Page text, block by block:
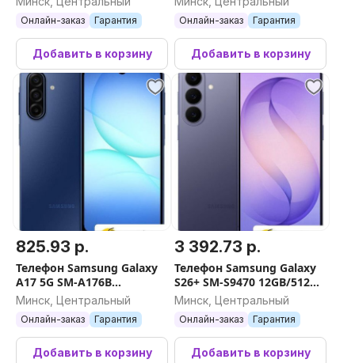
Онлайн-заказ Гарантия
Добавить в корзину
Онлайн-заказ Гарантия
Добавить в корзину
825.93 р.
Телефон Samsung Galaxy
A17 5G SM-A176B
6GB/128GB (синий)
Минск, Центральный
Онлайн-заказ Гарантия
Добавить в корзину
3 392.73 р.
Телефон Samsung Galaxy
S26+ SM-S9470 12GB/512GB
(лавандовый)
Минск, Центральный
Онлайн-заказ Гарантия
Добавить в корзину